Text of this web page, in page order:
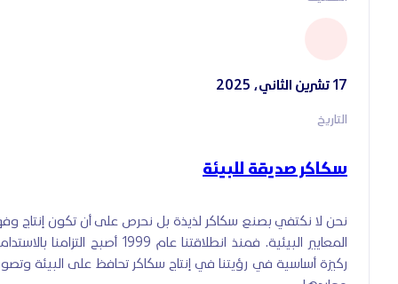
17 تشرين الثاني، 2025
التاريخ
سكاكر صديقة للبيئة
نحن لا نكتفي بصنع سكاكر لذيذة بل نحرص على أن تكون إنتاج وفق
المعايير البيئية. فمنذ انطلاقتنا عام 1999 أصبح التزامنا بالاستدامة
ركيزة أساسية في رؤيتنا في إنتاج سكاكر تحافظ على البيئة وتصون